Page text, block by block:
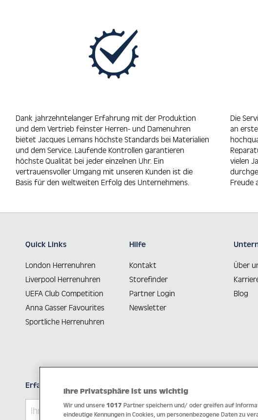
Dank jahrzehntelanger Erfahrung mit der Produktion
und dem Vertrieb feinster Herren- und Damenuhren
bietet Jacques Lemans höchste Standards bei Materialien
und dem Service. Laufende Kontrollen garantieren
höchste Qualität bei jeder einzelnen Uhr. Ein
vertrauensvoller Umgang mit unseren Kunden ist die
Basis für den weltweiten Erfolg des Unternehmens.
Die
an
vielen
Freude
Quick Links
London Herrenuhren
Liverpool Herrenuhren
UEFA Club Competition
Anna Gasser Favourites
Sportliche Herrenuhren
Hilfe
Kontakt
Storefinder
Partner Login
Newsletter
Über
Blog
Erfahren Sie Neuheiten als Erstes
Ihre Privatsphäre ist uns wichtig
Wir und unsere 1017 Partner speichern und/ oder greifen auf
eindeutige Kennungen in Cookies, um personenbezogene Daten zu